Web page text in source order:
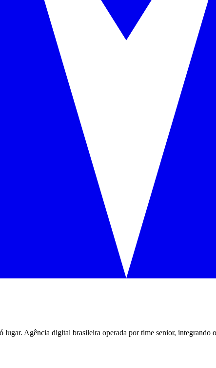
lugar. Agência digital brasileira operada por time senior, integrando